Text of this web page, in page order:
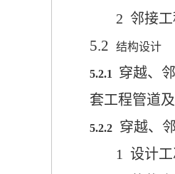
2 邻接工
5.2 结构设计
5.2.1
穿越、
套工程管道
5.2.2
穿越、
1 设计工